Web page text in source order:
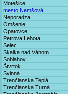
Motešice
mesto Nemšová
Neporadza
Omšenie
Opatovce
Petrova Lehota
Selec
Skalka nad Váhom
Soblahov
Štvrtok
Svinná
Trenčianska Teplá
Trenčianska Turná